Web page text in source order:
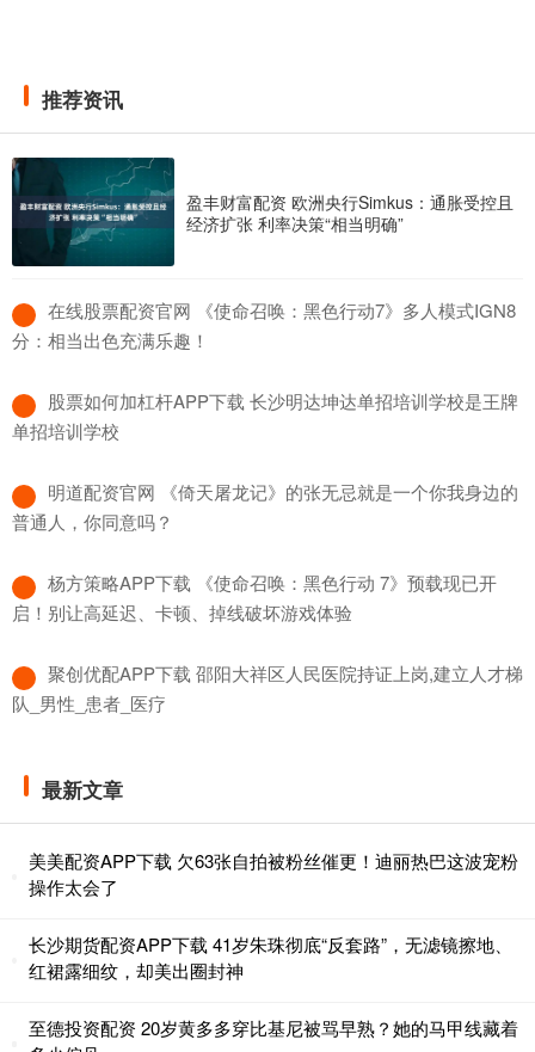
推荐资讯
盈丰财富配资 欧洲央行Simkus：通胀受控且
经济扩张 利率决策“相当明确”
​在线股票配资官网 《使命召唤：黑色行动7》多人模式IGN8
分：相当出色充满乐趣！
​股票如何加杠杆APP下载 长沙明达坤达单招培训学校是王牌
单招培训学校
​明道配资官网 《倚天屠龙记》的张无忌就是一个你我身边的
普通人，你同意吗？
​杨方策略APP下载 《使命召唤：黑色行动 7》预载现已开
启！别让高延迟、卡顿、掉线破坏游戏体验
​聚创优配APP下载 邵阳大祥区人民医院持证上岗,建立人才梯
队_男性_患者_医疗
最新文章
美美配资APP下载 欠63张自拍被粉丝催更！迪丽热巴这波宠粉
操作太会了
长沙期货配资APP下载 41岁朱珠彻底“反套路”，无滤镜擦地、
红裙露细纹，却美出圈封神
至德投资配资 20岁黄多多穿比基尼被骂早熟？她的马甲线藏着